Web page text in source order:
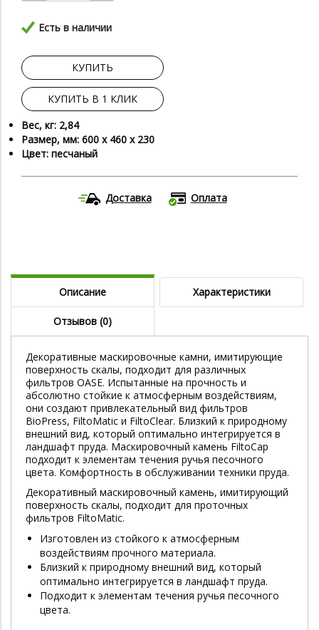
Есть в наличии
КУПИТЬ
КУПИТЬ В 1 КЛИК
Вес, кг: 2,84
Размер, мм: 600 х 460 х 230
Цвет: песчаный
Доставка Оплата
Описание Характеристики
Отзывов (0)
Декоративные маскировочные камни, имитирующие
поверхность скалы, подходит для различных
фильтров OASE. Испытанные на прочность и
абсолютно стойкие к атмосферным воздействиям,
они создают привлекательный вид фильтров
BioPress, FiltoMatic и FiltoСlear. Близкий к природному
внешний вид, который оптимально интегрируется в
ландшафт пруда. Маскировочный камень FiltoCap
подходит к элементам течения ручья песочного
цвета. Комфортность в обслуживании техники пруда.
Декоративный маскировочный камень, имитирующий
поверхность скалы, подходит для проточных
фильтров FiltoMatic.
Изготовлен из стойкого к атмосферным
воздействиям прочного материала.
Близкий к природному внешний вид, который
оптимально интегрируется в ландшафт пруда.
Подходит к элементам течения ручья песочного
цвета.